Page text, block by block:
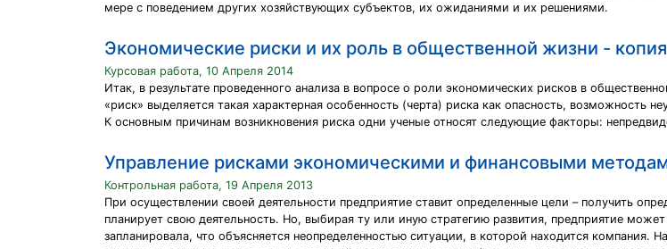
мере с поведением других хозяйствующих субъектов, их ожиданиями и их решениями.
Экономические риски и их роль в общественной жизни - копия
Курсовая работа, 10 Апреля 2014
Итак, в результате проведенного анализа в вопросе о роли экономических рисков в
«риск» выделяется такая характерная особенность (черта) риска как опасность, возможность
К основным причинам возникновения риска одни ученые относят следующие факторы:
Управление рисками экономическими и финансовыми
Контрольная работа, 19 Апреля 2013
При осуществлении своей деятельности предприятие ставит определенные цели – получить
планирует свою деятельность. Но, выбирая ту или иную стратегию развития, предприятие
запланировала, что объясняется неопределенностью ситуации, в которой находится компания.